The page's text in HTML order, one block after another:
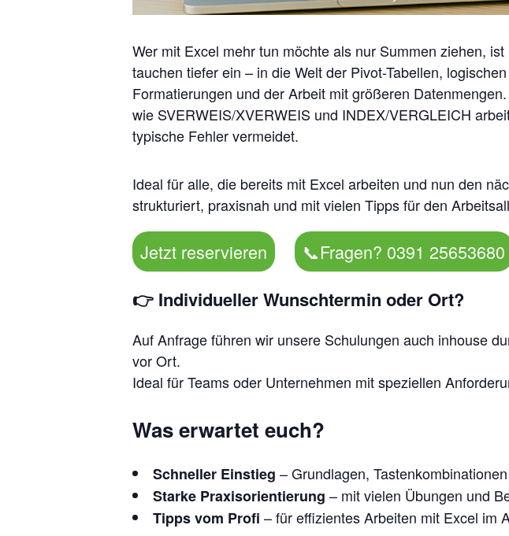
Wer mit Excel mehr tun möchte als nur Summen ziehen,
tauchen tiefer ein – in die Welt der Pivot-Tabellen,
Formatierungen und der Arbeit mit größeren
wie SVERWEIS/XVERWEIS und INDEX/VERGLEICH
typische Fehler vermeidet.
Ideal für alle, die bereits mit Excel arbeiten und nun den
strukturiert, praxisnah und mit vielen Tipps für den
Jetzt reservieren 📞Fragen? 0391 25653680
👉 Individueller Wunschtermin oder Ort?
Auf Anfrage führen wir unsere Schulungen auch inhouse
vor Ort.
Ideal für Teams oder Unternehmen mit speziellen
Was erwartet euch?
Schneller Einstieg – Grundlagen,
Starke Praxisorientierung – mit vielen Übungen und
Tipps vom Profi – für effizientes Arbeiten mit Excel im